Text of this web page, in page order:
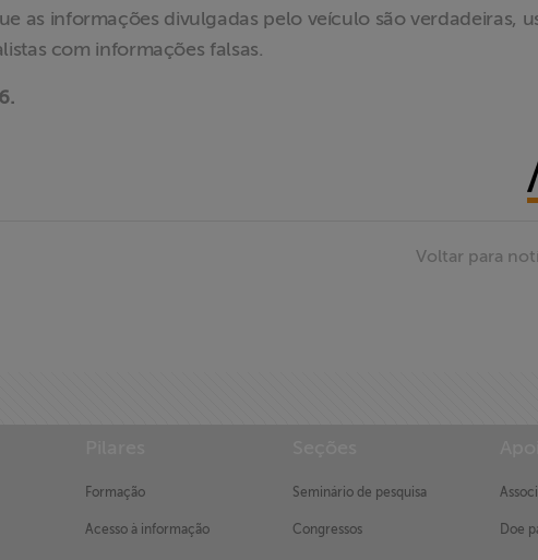
as informações divulgadas pelo veículo são verdadeiras,
com informações falsas.
Voltar para
Formação
Acesso à informação
Seminário de pesquisa
Congressos Doe